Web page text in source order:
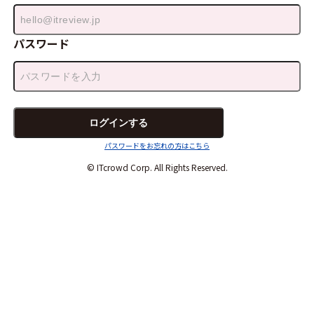
パスワード
パスワードをお忘れの方はこちら
© ITcrowd Corp. All Rights Reserved.